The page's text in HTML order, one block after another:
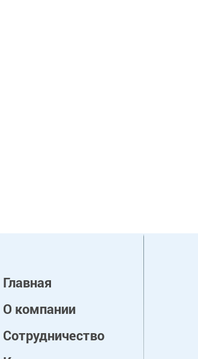
Главная
О компании
Сотрудничество